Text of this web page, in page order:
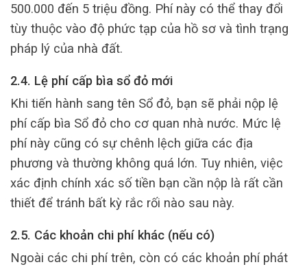
500.000 đến 5 triệu đồng. Phí này có thể thay đổi
tùy thuộc vào độ phức tạp của hồ sơ và tình trạng
pháp lý của nhà đất.
2.4. Lệ phí cấp bìa sổ đỏ mới
Khi tiến hành sang tên Sổ đỏ, bạn sẽ phải nộp lệ
phí cấp bìa Sổ đỏ cho cơ quan nhà nước. Mức lệ
phí này cũng có sự chênh lệch giữa các địa
phương và thường không quá lớn. Tuy nhiên, việc
xác định chính xác số tiền bạn cần nộp là rất cần
thiết để tránh bất kỳ rắc rối nào sau này.
2.5. Các khoản chi phí khác (nếu có)
Ngoài các chi phí trên, còn có các khoản phí phát